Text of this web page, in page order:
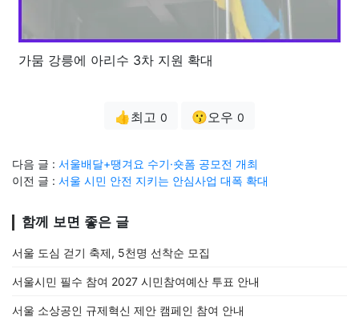
가뭄 강릉에 아리수 3차 지원 확대
👍최고 0 😗오우 0
다음 글 : 서울배달+땡겨요 수기·숏폼 공모전 개최
이전 글 : 서울 시민 안전 지키는 안심사업 대폭 확대
함께 보면 좋은 글
서울 도심 걷기 축제, 5천명 선착순 모집
서울시민 필수 참여 2027 시민참여예산 투표 안내
서울 소상공인 규제혁신 제안 캠페인 참여 안내